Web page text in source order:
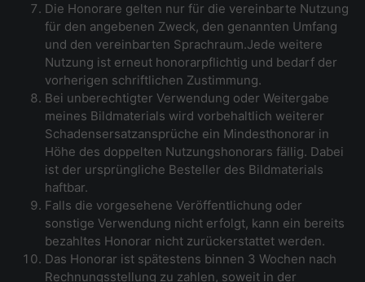
Die Honorare gelten nur für die vereinbarte Nutzung
für den angebenen Zweck, den genannten Umfang
und den vereinbarten Sprachraum.Jede weitere
Nutzung ist erneut honorarpflichtig und bedarf der
vorherigen schriftlichen Zustimmung.
Bei unberechtigter Verwendung oder Weitergabe
meines Bildmaterials wird vorbehaltlich weiterer
Schadensersatzansprüche ein Mindesthonorar in
Höhe des doppelten Nutzungshonorars fällig. Dabei
ist der ursprüngliche Besteller des Bildmaterials
haftbar.
Falls die vorgesehene Veröffentlichung oder
sonstige Verwendung nicht erfolgt, kann ein bereits
bezahltes Honorar nicht zurückerstattet werden.
Das Honorar ist spätestens binnen 3 Wochen nach
Rechnungsstellung zu zahlen, soweit in der